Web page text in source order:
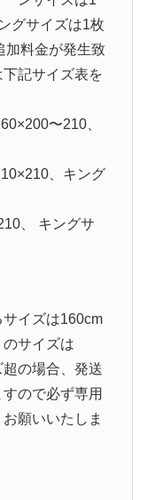
グサイズは1枚
加料金が発生致
記サイズ表を
〜210、
、キング
、 キングサ
イズは160cm
サイズは
の場合、発送
ので必ず専用
願いいたしま